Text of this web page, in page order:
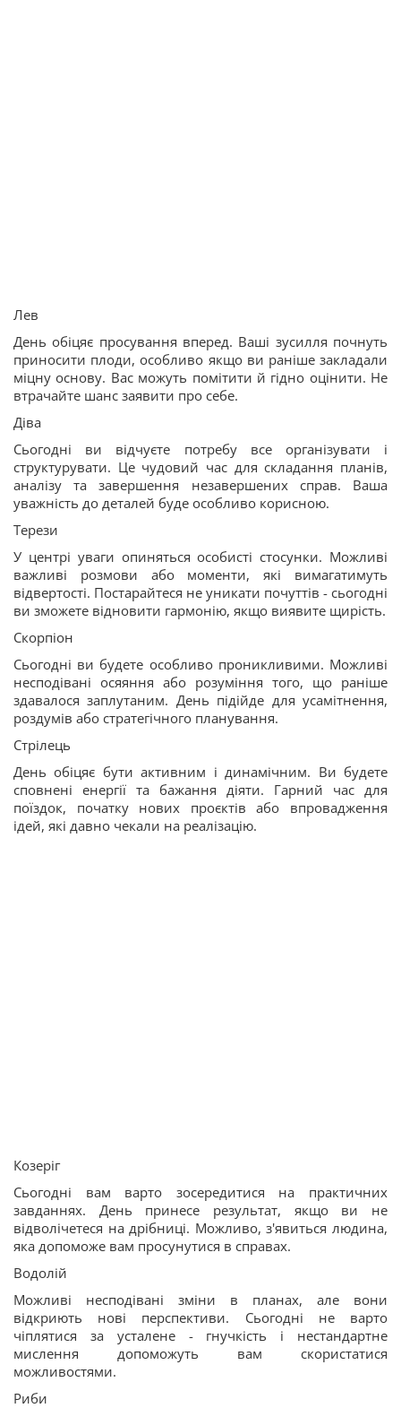
Лев
День обіцяє просування вперед. Ваші зусилля почнуть
приносити плоди, особливо якщо ви раніше закладали
міцну основу. Вас можуть помітити й гідно оцінити. Не
втрачайте шанс заявити про себе.
Діва
Сьогодні ви відчуєте потребу все організувати і
структурувати. Це чудовий час для складання планів,
аналізу та завершення незавершених справ. Ваша
уважність до деталей буде особливо корисною.
Терези
У центрі уваги опиняться особисті стосунки. Можливі
важливі розмови або моменти, які вимагатимуть
відвертості. Постарайтеся не уникати почуттів - сьогодні
ви зможете відновити гармонію, якщо виявите щирість.
Скорпіон
Сьогодні ви будете особливо проникливими. Можливі
несподівані осяяння або розуміння того, що раніше
здавалося заплутаним. День підійде для усамітнення,
роздумів або стратегічного планування.
Стрілець
День обіцяє бути активним і динамічним. Ви будете
сповнені енергії та бажання діяти. Гарний час для
поїздок, початку нових проєктів або впровадження
ідей, які давно чекали на реалізацію.
Козеріг
Сьогодні вам варто зосередитися на практичних
завданнях. День принесе результат, якщо ви не
відволічетеся на дрібниці. Можливо, з'явиться людина,
яка допоможе вам просунутися в справах.
Водолій
Можливі несподівані зміни в планах, але вони
відкриють нові перспективи. Сьогодні не варто
чіплятися за усталене - гнучкість і нестандартне
мислення допоможуть вам скористатися
можливостями.
Риби